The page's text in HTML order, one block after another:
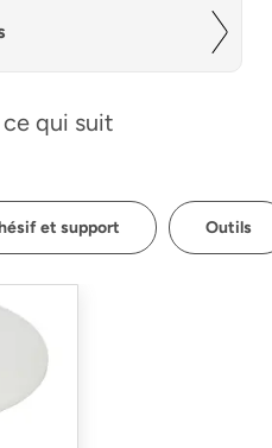
qui suit
et support Outils